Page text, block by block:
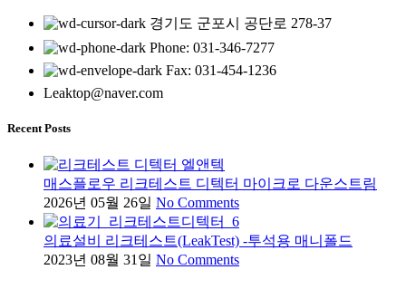
경기도 군포시 공단로 278-37
Phone: 031-346-7277
Fax: 031-454-1236
Leaktop@naver.com
Recent Posts
매스플로우 리크테스트 디텍터 마이크로 다운스트림
2026년 05월 26일 No Comments
의료설비 리크테스트(LeakTest) -투석용 매니폴드
2023년 08월 31일 No Comments